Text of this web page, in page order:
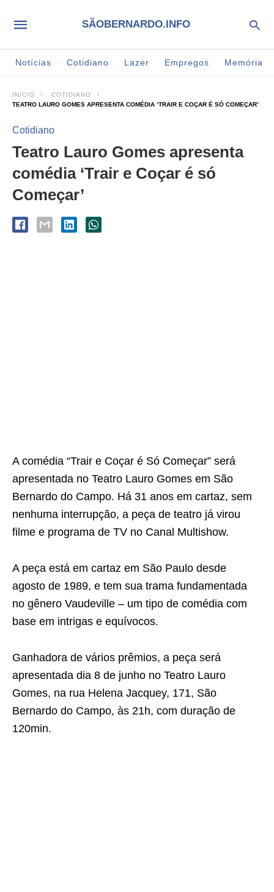
SÃOBERNARDO.INFO
Notícias Cotidiano Lazer Empregos Memória
INÍCIO
COTIDIANO
TEATRO LAURO GOMES APRESENTA COMÉDIA ‘TRAIR E COÇAR É SÓ COMEÇAR’
Cotidiano
Teatro Lauro Gomes apresenta
comédia ‘Trair e Coçar é só
Começar’
A comédia “Trair e Coçar é Só Começar” será
apresentada no Teatro Lauro Gomes em São
Bernardo do Campo. Há 31 anos em cartaz, sem
nenhuma interrupção, a peça de teatro já virou
filme e programa de TV no Canal Multishow.
A peça está em cartaz em São Paulo desde
agosto de 1989, e tem sua trama fundamentada
no gênero Vaudeville – um tipo de comédia com
base em intrigas e equívocos.
Ganhadora de vários prêmios, a peça será
apresentada dia 8 de junho no Teatro Lauro
Gomes, na rua Helena Jacquey, 171, São
Bernardo do Campo, às 21h, com duração de
120min.